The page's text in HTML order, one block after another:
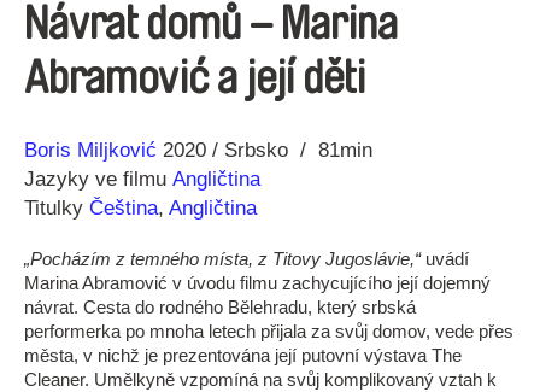
Návrat domů – Marina
Abramović a její děti
Režie
Boris Miljković
Rok 2020 Srbsko
81min
Jazyky ve filmu Angličtina
Titulky Čeština, Angličtina
„Pocházím z temného místa, z Titovy Jugoslávie,“uvádí
Marina Abramović v úvodu filmu zachycujícího její dojemný
návrat. Cesta do rodného Bělehradu, který srbská
performerka po mnoha letech přijala za svůj domov, vede přes
města, v nichž je prezentována její putovní výstava The
Cleaner. Umělkyně vzpomíná na svůj komplikovaný vztah k